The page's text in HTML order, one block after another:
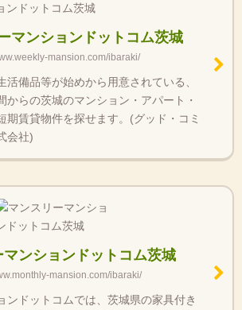
マンションドットコム茨城
mansion.com/ibaraki/
活備品等が始めから用意されている、
からの茨城のマンション・アパート・
期賃貸物件を探せます。(グッド・コミ
会社)
マンションドットコム茨城
mansion.com/ibaraki/
ンドットコムでは、茨城県の家具付き